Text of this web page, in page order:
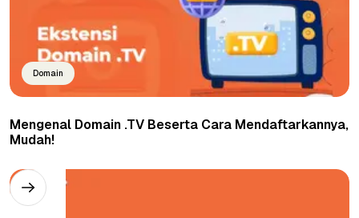
Domain
Mengenal Domain .TV Beserta Cara Mendaftarkannya,
Mudah!